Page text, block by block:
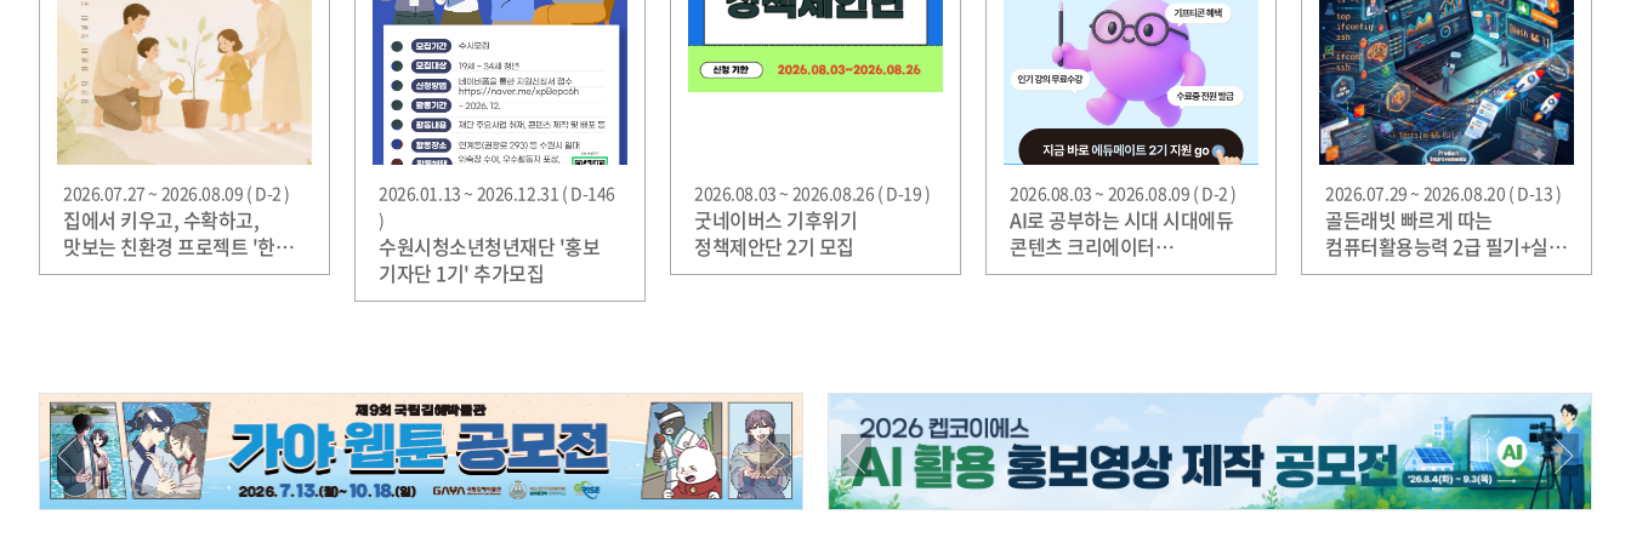
2026.07.27 ~ 2026.08.09 ( D-2 )
집에서 키우고, 수확하고,
맛보는 친환경 프로젝트 '한
그릇, 화분 농부'
2026.01.13 ~ 2026.12.31 ( D-146
)
수원시청소년청년재단 '홍보
기자단 1기' 추가모집
2026.08.03 ~ 2026.08.26 ( D-19 )
굿네이버스 기후위기
정책제안단 2기 모집
2026.08.03 ~ 2026.08.09 ( D-2 )
AI로 공부하는 시대 시대에듀
콘텐츠 크리에이터
'에듀메이트' 2기 모집
2026.07.29 ~ 2026.08.20 ( D-13 )
골든래빗 빠르게 따는
컴퓨터활용능력 2급 필기+실기
베타리더 30명 한정 모집